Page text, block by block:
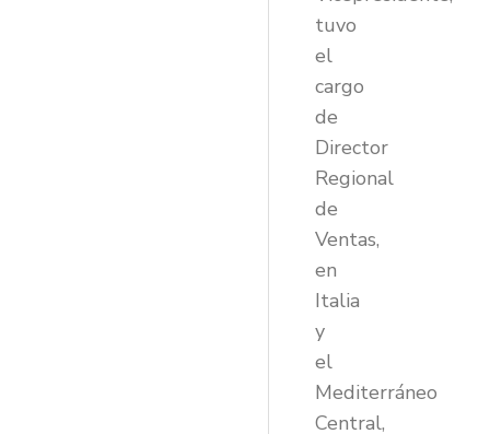
tuvo
el
cargo
de
Director
Regional
de
Ventas,
en
Italia
y
el
Mediterráneo
Central,